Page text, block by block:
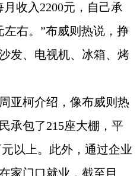
收入2200元，自己承
右。”布威则热说，挣
发、电视机、冰箱、烤
亚柯介绍，像布威则热
承包了215座大棚，平
以上。此外，通过企业
家门口就业，截至目